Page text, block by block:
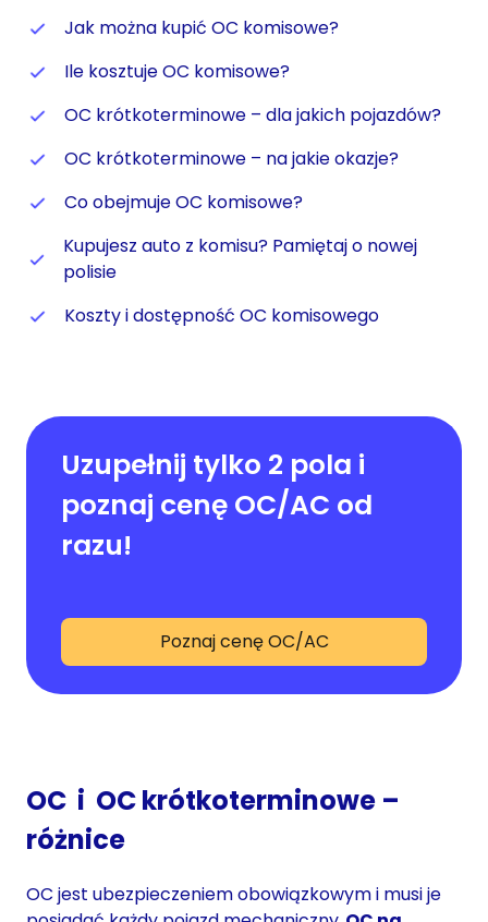
Jak można kupić OC komisowe?
Ile kosztuje OC komisowe?
OC krótkoterminowe – dla jakich pojazdów?
OC krótkoterminowe – na jakie okazje?
Co obejmuje OC komisowe?
Kupujesz auto z komisu? Pamiętaj o nowej
polisie
Koszty i dostępność OC komisowego
Uzupełnij tylko 2 pola i
poznaj cenę OC/AC od
razu!
Poznaj cenę OC/AC
OC i OC krótkoterminowe –
różnice
OC jest ubezpieczeniem obowiązkowym i musi je